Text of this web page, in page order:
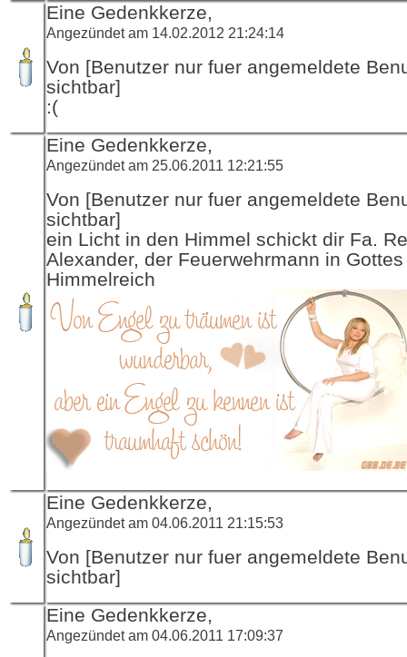
Eine Gedenkkerze,
Angezündet am 14.02.2012 21:24:14
Von [Benutzer nur fuer angemeldete
sichtbar]
:(
Eine Gedenkkerze,
Angezündet am 25.06.2011 12:21:55
Von [Benutzer nur fuer angemeldete
sichtbar]
ein Licht in den Himmel schickt dir Fa.
Alexander, der Feuerwehrmann in Gottes
Himmelreich
Eine Gedenkkerze,
Angezündet am 04.06.2011 21:15:53
Von [Benutzer nur fuer angemeldete
sichtbar]
Eine Gedenkkerze,
Angezündet am 04.06.2011 17:09:37